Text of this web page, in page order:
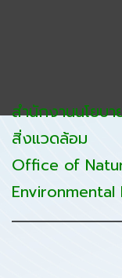
สำนักงานนโยบ
สิ่งแวดล้อม
Office of
Environmental